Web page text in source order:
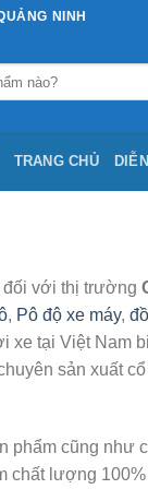
NINH
TRANG CHỦ
đối với thị trường
, Pô độ xe máy,
tại Việt Nam
sản xuất
phẩm cũng
chất lượng